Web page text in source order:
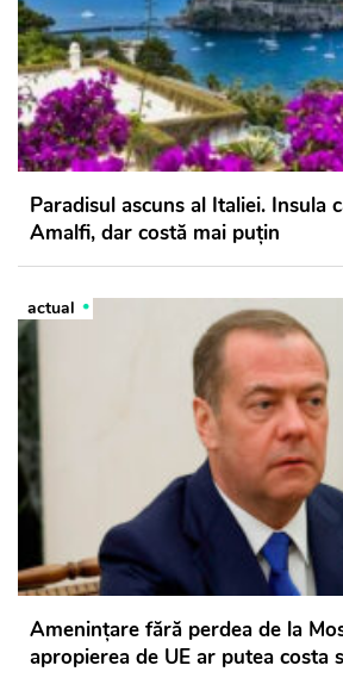
Paradisul ascuns al Italiei. Insula
Amalfi, dar costă mai puțin
actual
Amenințare fără perdea de la
apropierea de UE ar putea costa